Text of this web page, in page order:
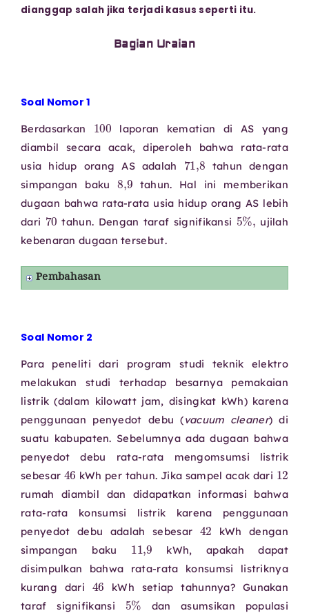
dianggap salah jika terjadi kasus seperti itu.
Bagian Uraian
Soal Nomor 1
Berdasarkan
100
laporan kematian di AS yang
diambil secara acak, diperoleh bahwa rata-rata
usia hidup orang AS adalah
71 8
tahun dengan
simpangan baku
8 9
tahun. Hal ini memberikan
dugaan bahwa rata-rata usia hidup orang AS lebih
dari
70
tahun. Dengan taraf signifikansi
5%
ujilah
kebenaran dugaan tersebut.
Pembahasan
Soal Nomor 2
Para peneliti dari program studi teknik elektro
melakukan studi terhadap besarnya pemakaian
listrik (dalam kilowatt jam, disingkat kWh) karena
penggunaan penyedot debu (vacuum cleaner) di
suatu kabupaten. Sebelumnya ada dugaan bahwa
penyedot debu rata-rata mengomsumsi listrik
sebesar
46
kWh per tahun. Jika sampel acak dari
12
rumah diambil dan didapatkan informasi bahwa
rata-rata konsumsi listrik karena penggunaan
penyedot debu adalah sebesar
42
kWh dengan
simpangan baku
11 9
kWh, apakah dapat
disimpulkan bahwa rata-rata konsumsi listriknya
kurang dari
46
kWh setiap tahunnya? Gunakan
taraf signifikansi
5%
dan asumsikan populasi